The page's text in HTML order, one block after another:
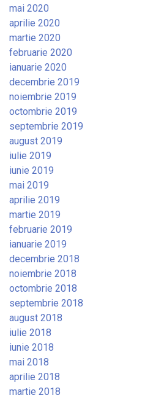
mai 2020
aprilie 2020
martie 2020
februarie 2020
ianuarie 2020
decembrie 2019
noiembrie 2019
octombrie 2019
septembrie 2019
august 2019
iulie 2019
iunie 2019
mai 2019
aprilie 2019
martie 2019
februarie 2019
ianuarie 2019
decembrie 2018
noiembrie 2018
octombrie 2018
septembrie 2018
august 2018
iulie 2018
iunie 2018
mai 2018
aprilie 2018
martie 2018